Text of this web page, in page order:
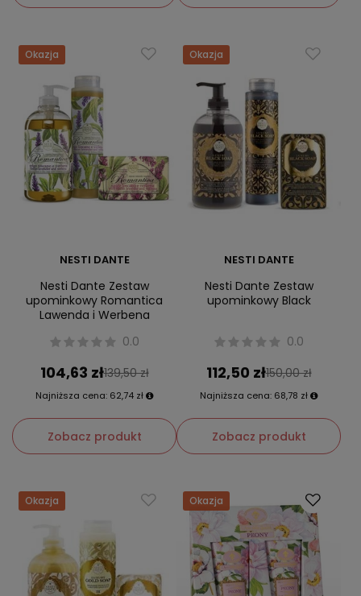
Okazja
NESTI DANTE
Nesti Dante Zestaw
upominkowy Romantica
Lawenda i Werbena
0.0
104,63 zł139,50 zł
Najniższa cena: 62,74 zł
Zobacz produkt
Okazja
NESTI DANTE
Nesti Dante Zestaw
upominkowy Black
0.0
112,50 zł150,00 zł
Najniższa cena: 68,78 zł
Zobacz produkt
Okazja Okazja